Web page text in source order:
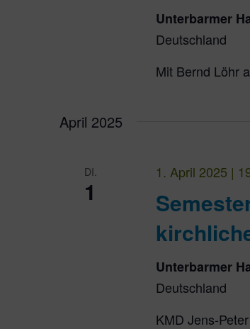
Unterbarmer
Deutschland
Mit Bernd Löhr
April 2025
DI.
1
1. April 2025 |
Unterbarmer
Deutschland
KMD Jens-